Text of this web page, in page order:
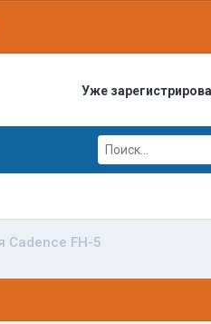
Уже
Cadence FH-5